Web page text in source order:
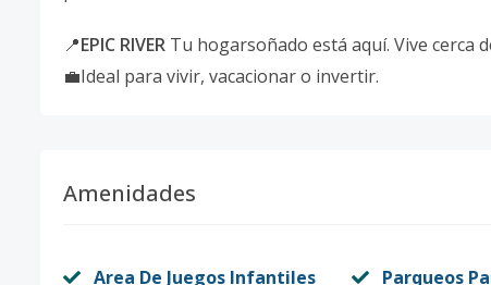
📍EPIC RIVER Tu hogarsoñado está aquí. Vive cerca
💼Ideal para vivir, vacacionar o invertir.
Amenidades
Area De Juegos Infantiles Parqueos